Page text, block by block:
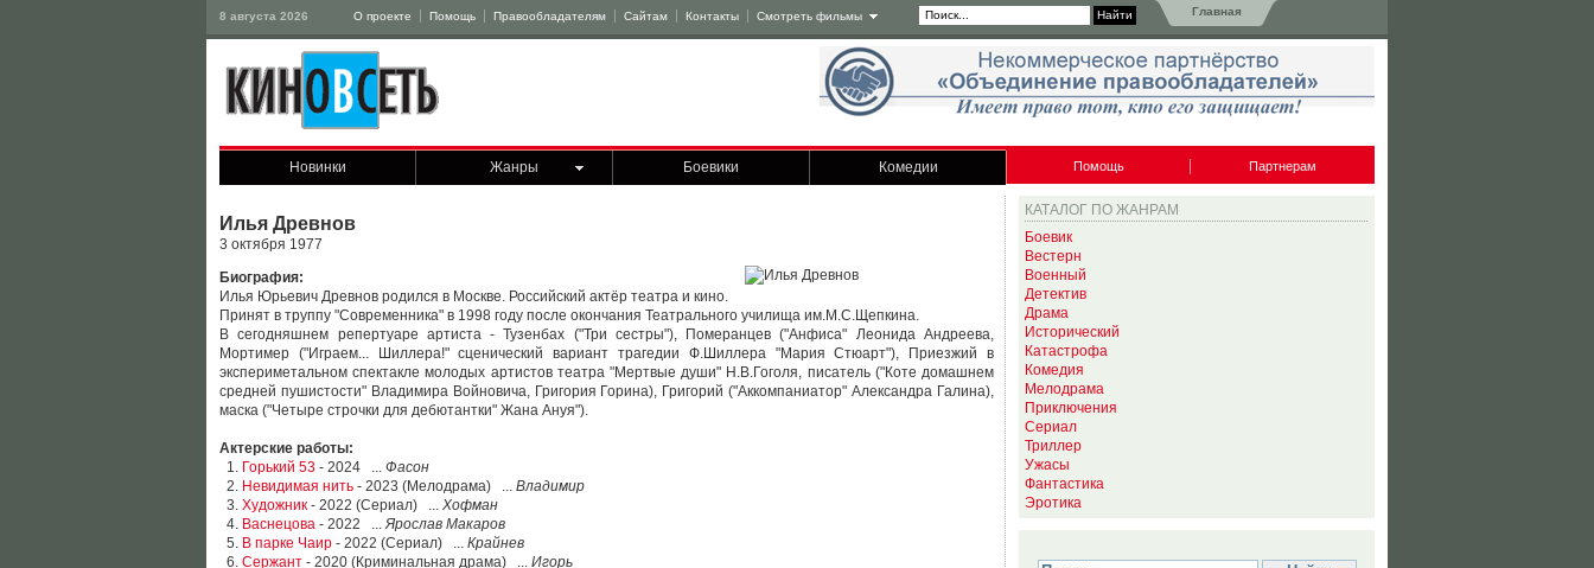
8 августа 2026 О проекте Помощь Правообладателям Сайтам Контакты Смотреть фильмы Главная
Новинки Жанры Боевики Комедии Помощь Партнерам
Илья Древнов
3 октября 1977
Биография:
Илья Юрьевич Древнов родился в Москве. Российский актёр театра и кино.
Принят в труппу "Современника" в 1998 году после окончания Театрального училища им.М.С.Щепкина.
В сегодняшнем репертуаре артиста - Тузенбах ("Три сестры"), Померанцев ("Анфиса" Леонида Андреева,
Мортимер ("Играем... Шиллера!" сценический вариант трагедии Ф.Шиллера "Мария Стюарт"), Приезжий в
экспериметальном спектакле молодых артистов театра "Мертвые души" Н.В.Гоголя, писатель ("Коте домашнем
средней пушистости" Владимира Войновича, Григория Горина), Григорий ("Аккомпаниатор" Александра Галина),
маска ("Четыре строчки для дебютантки" Жана Ануя").
Актерские работы:
1. Горький 53 - 2024 ... Фасон
2. Невидимая нить - 2023 (Мелодрама) ... Владимир
3. Художник - 2022 (Сериал) ... Хофман
4. Васнецова - 2022 ...Ярослав Макаров
5. В парке Чаир - 2022 (Сериал) ... Крайнев
6. Сержант - 2020 (Криминальная драма) ... Игорь
КАТАЛОГ ПО ЖАНРАМ
Боевик
Вестерн
Военный
Детектив
Драма
Исторический
Катастрофа
Комедия
Мелодрама
Приключения
Сериал
Триллер
Ужасы
Фантастика
Эротика